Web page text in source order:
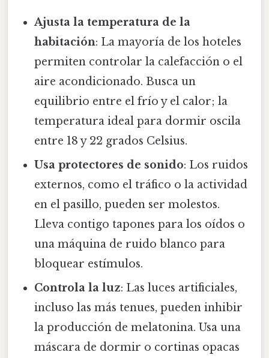
Ajusta la temperatura de la
habitación: La mayoría de los hoteles
permiten controlar la calefacción o el
aire acondicionado. Busca un
equilibrio entre el frío y el calor; la
temperatura ideal para dormir oscila
entre 18 y 22 grados Celsius.
Usa protectores de sonido: Los ruidos
externos, como el tráfico o la actividad
en el pasillo, pueden ser molestos.
Lleva contigo tapones para los oídos o
una máquina de ruido blanco para
bloquear estímulos.
Controla la luz: Las luces artificiales,
incluso las más tenues, pueden inhibir
la producción de melatonina. Usa una
máscara de dormir o cortinas opacas